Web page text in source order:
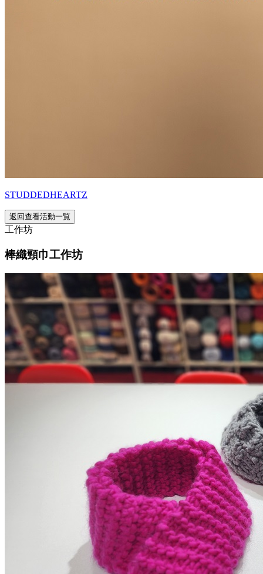
STUDDEDHEARTZ
返回查看活動一覧
工作坊
棒織頸巾工作坊